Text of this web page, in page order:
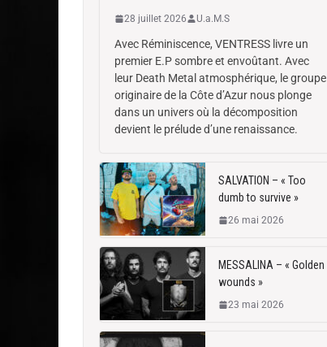
28 juillet 2026 U.a.M.S
Avec Réminiscence, VENTRESS livre un
premier E.P sombre et envoûtant. Avec
leur Death Metal atmosphérique, le groupe
originaire de la Côte d’Azur nous plonge
dans un univers où la décomposition
devient le prélude d’une renaissance.
SALVATION – « Too
dumb to survive »
26 mai 2026
MESSALINA – « Golden
wounds »
23 mai 2026